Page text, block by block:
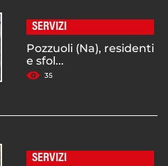
SERVIZI
Pozzuoli (Na), residenti
e sfol...
35
SERVIZI